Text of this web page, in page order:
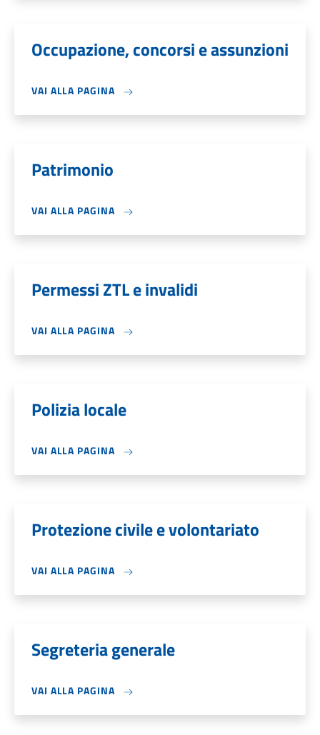
Occupazione, concorsi e assunzioni
VAI ALLA PAGINA
Patrimonio
VAI ALLA PAGINA
Permessi ZTL e invalidi
VAI ALLA PAGINA
Polizia locale
VAI ALLA PAGINA
Protezione civile e volontariato
VAI ALLA PAGINA
Segreteria generale
VAI ALLA PAGINA